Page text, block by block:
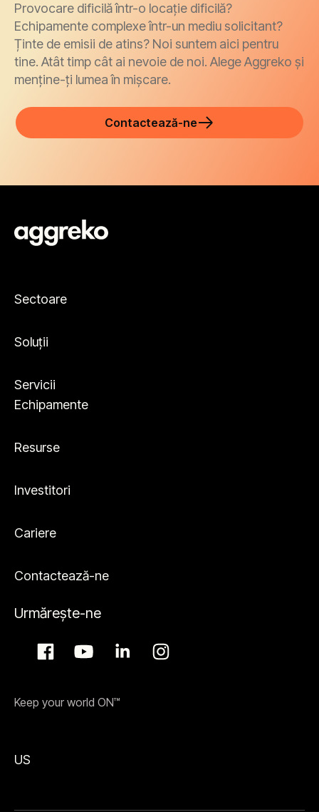
Provocare dificilă într-o locație dificilă?
Echipamente complexe într-un mediu solicitant?
Ținte de emisii de atins? Noi suntem aici pentru
tine. Atât timp cât ai nevoie de noi. Alege Aggreko și
menține-ți lumea în mișcare.
Contactează-ne
Sectoare
Soluții
Servicii
Echipamente
Resurse
Investitori
Cariere
Contactează-ne
Urmărește-ne
Keep your world ON™
US